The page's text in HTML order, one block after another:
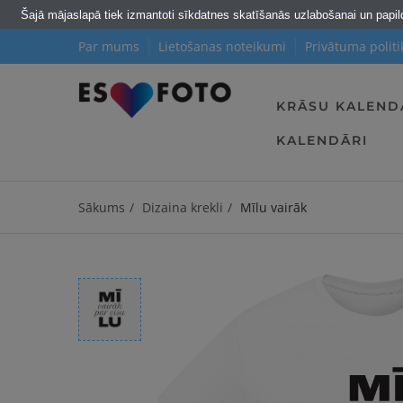
Par mums Lietošanas noteikumi Privātuma
KRĀSU
KALENDĀRI
Sākums Dizaina krekli Mīlu vairāk
Šajā mājaslapā tiek izmantoti sīkdatnes skatīšanās uzlabošanai un